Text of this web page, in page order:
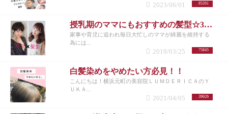
85261
2023/06/01
授乳期のママにもおすすめの髪型☆30代女性を若く見せるスタイル特集☆
家事や育児に追われ毎日大忙しのママが綺麗を維持する
為には...
75845
2019/03/25
白髪染めをやめたい方必見！！
こんにちは！横浜元町の美容院ＬＵＭＤＥＲＩＣＡのＹ
ＵＫＡ...
39626
2021/04/05